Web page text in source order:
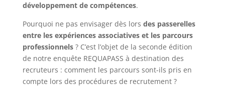
développement de compétences.
Pourquoi ne pas envisager dès lors des passerelles
entre les expériences associatives et les parcours
professionnels? C’est l’objet de la seconde édition
de notre enquête REQUAPASS à destination des
recruteurs : comment les parcours sont-ils pris en
compte lors des procédures de recrutement ?